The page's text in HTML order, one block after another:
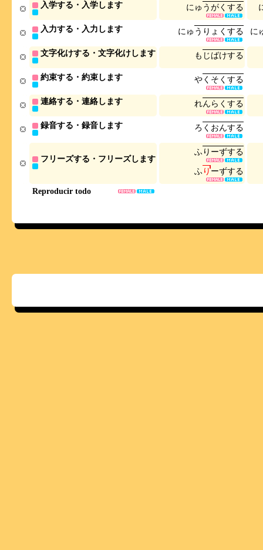
Reproducir todo
入学する・入学します に ゅ うがく する
入力する・入力します に ゅ う り ょ く する に
文字化けする・文字化けします も じばけする
約束する・約束します やく そ く する
連絡する・連絡します れんら く する
録音する・録音します ろ く おんする
フリーズする・フリーズします
ふ り ーずする
ふ りーずする